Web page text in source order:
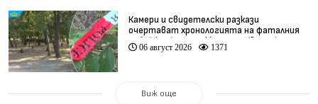
Камери и свидетелски разкази
очертават хронологията на фаталния
побой край Младежкия хълм (видео)
06 август 2026 1371
Виж още